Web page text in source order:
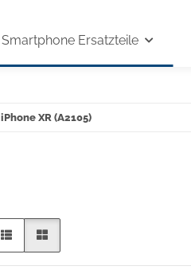
Smartphone Ersatzteile
iPhone XR (A2105)